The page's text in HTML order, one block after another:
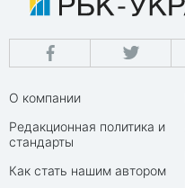
О компании
Редакционная политика и
стандарты
Как стать нашим автором